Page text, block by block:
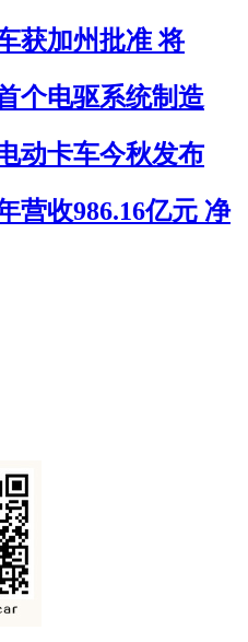
获加州批准 将
个电驱系统制造
动卡车今秋发布
营收986.16亿元 净